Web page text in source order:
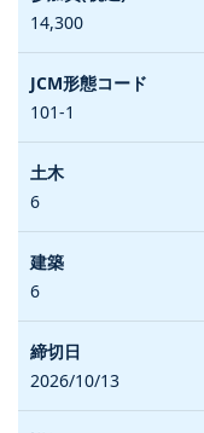
14,300
101-1
6
6
2026/10/13